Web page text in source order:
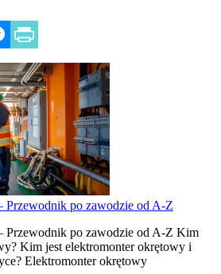
Przewodnik po zawodzie od A-Z
Przewodnik po zawodzie od A-Z Kim
Kim jest elektromonter okrętowy i
Elektromonter okrętowy